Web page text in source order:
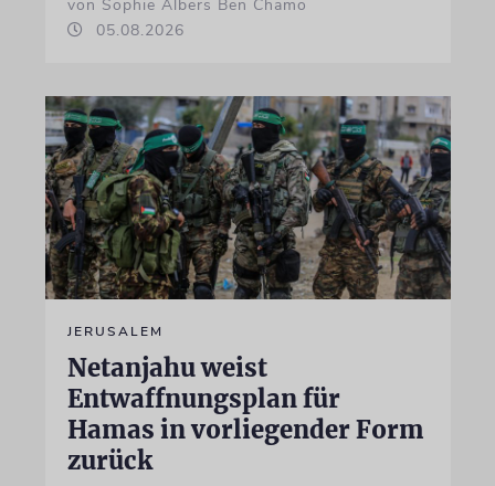
von Sophie Albers Ben Chamo
05.08.2026
JERUSALEM
Netanjahu weist
Entwaffnungsplan für
Hamas in vorliegender Form
zurück